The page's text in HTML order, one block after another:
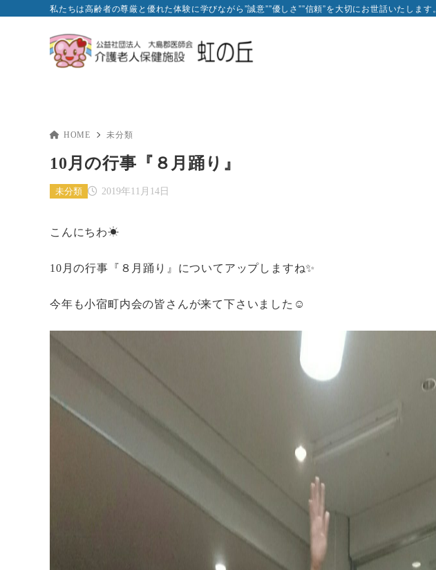
私たちは高齢者の尊厳と優れた体験に学びながら”誠意””優しさ””信頼”を大切にお世話いたします。
HOME 未分類
10月の行事『８月踊り』
2019年11月14日
未分類
こんにちわ☀
10月の行事『８月踊り』についてアップしますね✨
今年も小宿町内会の皆さんが来て下さいました☺